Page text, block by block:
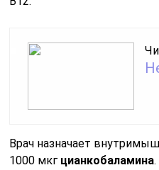
Врач назначает
1000 мкг цианкобаламина